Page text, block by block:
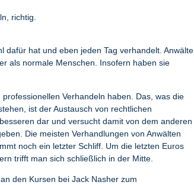
richtig.
dafür hat und eben jeden Tag verhandelt. Anwälte
als normale Menschen. Insofern haben sie
Verhandeln haben. Das, was die
ist der Austausch von rechtlichen
dar und versucht damit von dem anderen
Die meisten Verhandlungen von Anwälten
noch ein letzter Schliff. Um die letzten Euros
trifft man sich schließlich in der Mitte.
den Kursen bei Jack Nasher zum